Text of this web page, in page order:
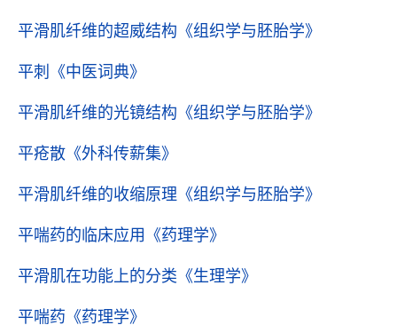
平滑肌纤维的超威结构 《组织学与胚胎学》
平刺 《中医词典》
平滑肌纤维的光镜结构 《组织学与胚胎学》
平疮散 《外科传薪集》
平滑肌纤维的收缩原理 《组织学与胚胎学》
平喘药的临床应用 《药理学》
平滑肌在功能上的分类 《生理学》
平喘药 《药理学》